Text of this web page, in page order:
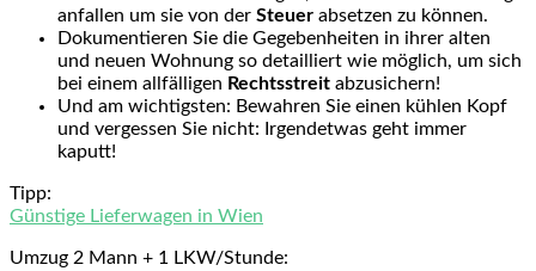
anfallen um sie von der Steuer absetzen zu können.
Dokumentieren Sie die Gegebenheiten in ihrer alten
und neuen Wohnung so detailliert wie möglich, um sich
bei einem allfälligen Rechtsstreit abzusichern!
Und am wichtigsten: Bewahren Sie einen kühlen Kopf
und vergessen Sie nicht: Irgendetwas geht immer
kaputt!
Tipp:
Günstige Lieferwagen in Wien
Umzug 2 Mann + 1 LKW/Stunde: